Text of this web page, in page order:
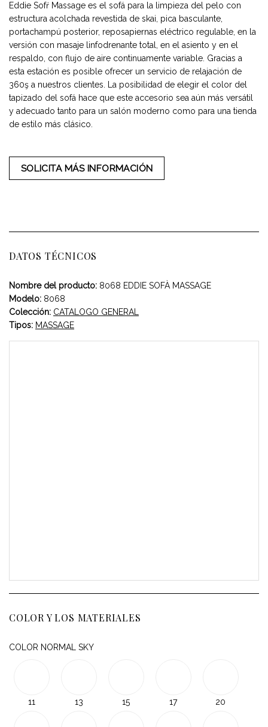
Eddie Sofŕ Massage es el sofá para la limpieza del pelo con
estructura acolchada revestida de skai, pica basculante,
portachampú posterior, reposapiernas eléctrico regulable, en la
versión con masaje linfodrenante total, en el asiento y en el
respaldo, con flujo de aire continuamente variable. Gracias a
esta estación es posible ofrecer un servicio de relajación de
360ş a nuestros clientes. La posibilidad de elegir el color del
tapizado del sofá hace que este accesorio sea aún más versátil
y adecuado tanto para un salón moderno como para una tienda
de estilo más clásico.
SOLICITA MÁS INFORMACIÓN
DATOS TÉCNICOS
Nombre del producto: 8068 EDDIE SOFÀ MASSAGE
Modelo: 8068
Colección: CATALOGO GENERAL
Tipos: MASSAGE
COLOR Y LOS MATERIALES
COLOR NORMAL SKY
11 13 15 17 20